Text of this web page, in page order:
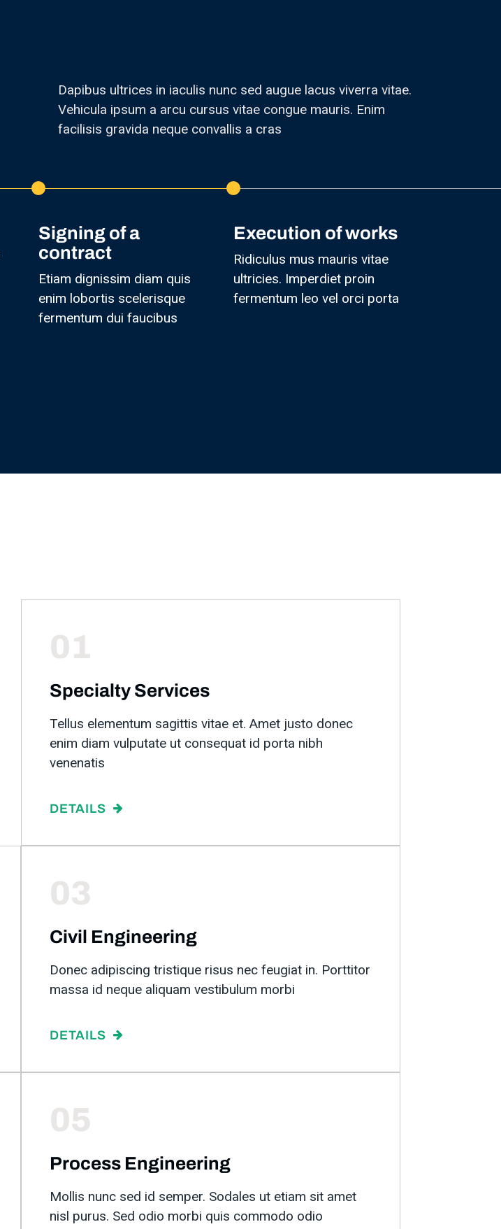
Dapibus ultrices in iaculis nunc sed augue lacus viverra vitae.
Vehicula ipsum a arcu cursus vitae congue mauris. Enim
facilisis gravida neque convallis a cras
Signing of a
contract
Etiam dignissim diam quis
enim lobortis scelerisque
fermentum dui faucibus
Execution of works
Ridiculus mus mauris vitae
ultricies. Imperdiet proin
fermentum leo vel orci porta
01
Specialty Services
Tellus elementum sagittis vitae et. Amet justo donec
enim diam vulputate ut consequat id porta nibh
venenatis
DETAILS
03
Civil Engineering
Donec adipiscing tristique risus nec feugiat in. Porttitor
massa id neque aliquam vestibulum morbi
DETAILS
05
Process Engineering
Mollis nunc sed id semper. Sodales ut etiam sit amet
nisl purus. Sed odio morbi quis commodo odio